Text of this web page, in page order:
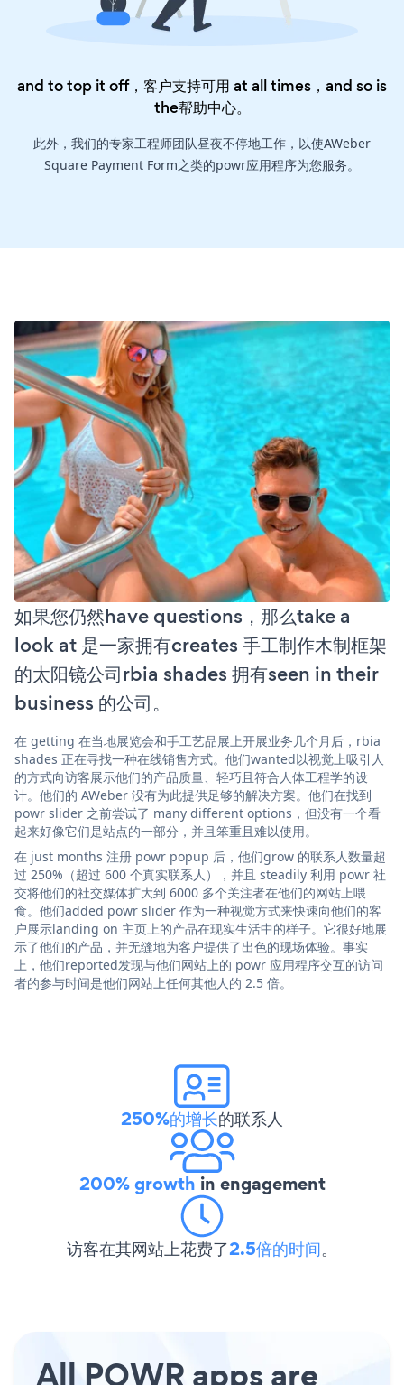
and to top it off，客户支持可用 at all times，and so is
the帮助中心。
此外，我们的专家工程师团队昼夜不停地工作，以使AWeber
Square Payment Form之类的powr应用程序为您服务。
如果您仍然have questions，那么take a
look at 是一家拥有creates 手工制作木制框架
的太阳镜公司rbia shades 拥有seen in their
business 的公司。
在 getting 在当地展览会和手工艺品展上开展业务几个月后，rbia
shades 正在寻找一种在线销售方式。他们wanted以视觉上吸引人
的方式向访客展示他们的产品质量、轻巧且符合人体工程学的设
计。他们的 AWeber 没有为此提供足够的解决方案。他们在找到
powr slider 之前尝试了 many different options，但没有一个看
起来好像它们是站点的一部分，并且笨重且难以使用。
在 just months 注册 powr popup 后，他们grow 的联系人数量超
过 250%（超过 600 个真实联系人），并且 steadily 利用 powr 社
交将他们的社交媒体扩大到 6000 多个关注者在他们的网站上喂
食。他们added powr slider 作为一种视觉方式来快速向他们的客
户展示landing on 主页上的产品在现实生活中的样子。它很好地展
示了他们的产品，并无缝地为客户提供了出色的现场体验。事实
上，他们reported发现与他们网站上的 powr 应用程序交互的访问
者的参与时间是他们网站上任何其他人的 2.5 倍。
250%的增长的联系人
200% growth in engagement
访客在其网站上花费了2.5倍的时间。
All POWR apps are